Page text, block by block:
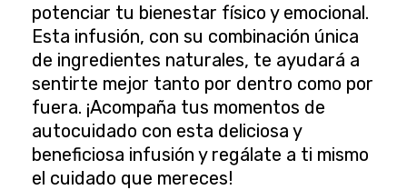
potenciar tu bienestar físico y emocional.
Esta infusión, con su combinación única
de ingredientes naturales, te ayudará a
sentirte mejor tanto por dentro como por
fuera. ¡Acompaña tus momentos de
autocuidado con esta deliciosa y
beneficiosa infusión y regálate a ti mismo
el cuidado que mereces!